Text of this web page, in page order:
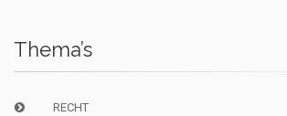
Thema’s
RECHT